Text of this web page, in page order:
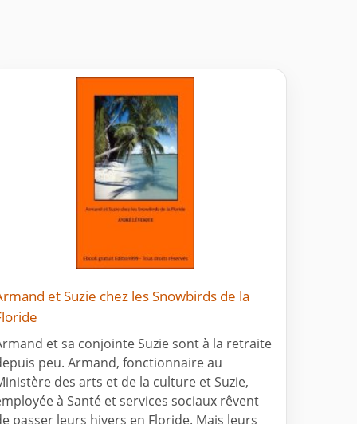
et Suzie chez les Snowbirds de la
et sa conjointe Suzie sont à la retraite
peu. Armand, fonctionnaire au
des arts et de la culture et Suzie,
à Santé et services sociaux rêvent
passer leurs hivers en Floride. Mais leurs